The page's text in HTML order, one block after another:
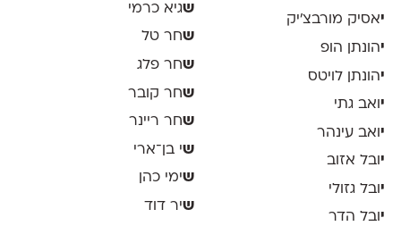
יאסיק מורבצ'יק
יהונתן הופ
יהונתן לויטס
י ואב גתי
י ואב עינהר
יובל אזוב
י ובל גזולי
יובל הדר
שגיא כרמי
שחר טל
שחר פלג
שחר קובר
שחר ריינר
שי בן־ארי
שימי כהן
שיר דוד